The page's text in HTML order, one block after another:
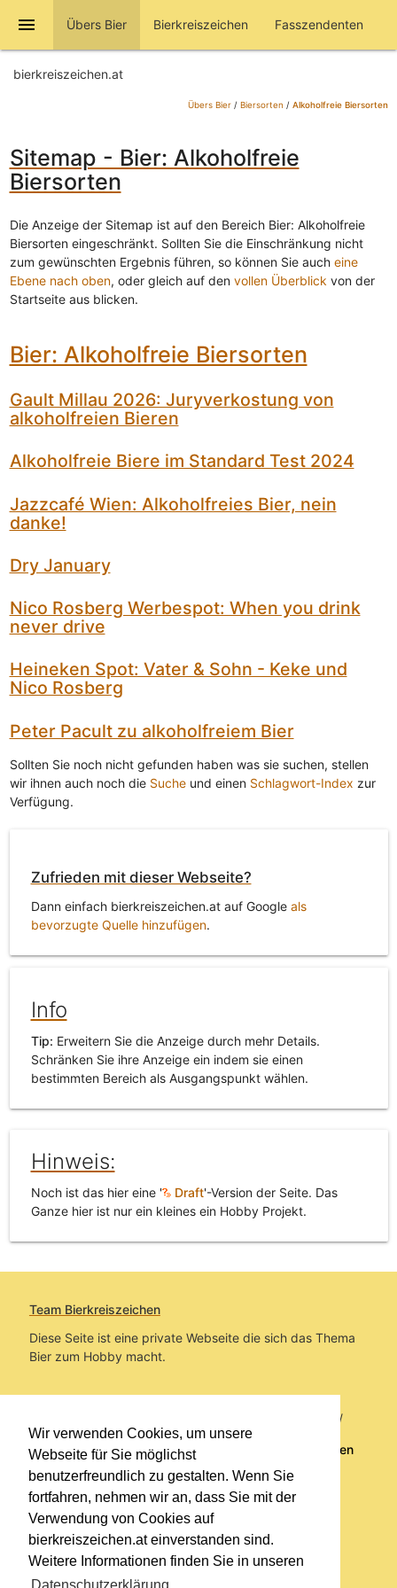
Wir verwenden Cookies, um unsere
Webseite für Sie möglichst
benutzerfreundlich zu gestalten. Wenn Sie
fortfahren, nehmen wir an, dass Sie mit der
Verwendung von Cookies auf
bierkreiszeichen.at einverstanden sind.
Weitere Informationen finden Sie in unseren
menu Übers Bier Bierkreiszeichen Fasszendenten
bierkreiszeichen.at
Übers Bier/ Biersorten / Alkoholfreie Biersorten
Sitemap - Bier: Alkoholfreie
Biersorten
Die Anzeige der Sitemap ist auf den Bereich Bier: Alkoholfreie
Biersorten eingeschränkt. Sollten Sie die Einschränkung nicht
zum gewünschten Ergebnis führen, so können Sie auch eine
Ebene nach oben, oder gleich auf den vollen Überblick von der
Startseite aus blicken.
Bier: Alkoholfreie Biersorten
Gault Millau 2026: Juryverkostung von
alkoholfreien Bieren
Alkoholfreie Biere im Standard Test 2024
Jazzcafé Wien: Alkoholfreies Bier, nein
danke!
Dry January
Nico Rosberg Werbespot: When you drink
never drive
Heineken Spot: Vater & Sohn - Keke und
Nico Rosberg
Peter Pacult zu alkoholfreiem Bier
Sollten Sie noch nicht gefunden haben was sie suchen, stellen
wir ihnen auch noch die Sucheund einen Schlagwort-Index zur
Verfügung.
Zufrieden mit dieser Webseite?
Dann einfach bierkreiszeichen.at auf Google als
bevorzugte Quelle hinzufügen.
Info
Tip: Erweitern Sie die Anzeige durch mehr Details.
Schränken Sie ihre Anzeige ein indem sie einen
bestimmten Bereich als Ausgangspunkt wählen.
Hinweis:
Noch ist das hier eine ' Draft'-Version der Seite. Das
Ganze hier ist nur ein kleines ein Hobby Projekt.
Team Bierkreiszeichen
Diese Seite ist eine private Webseite die sich das Thema
Bier zum Hobby macht.
Sie befinden sich auf https://www.bierkreiszeichen.at/
im Pfad:Übers Bier/Biersorten Alkoholfreie Biersorten
Erstellt: 2026-08-09
Links
Impressum